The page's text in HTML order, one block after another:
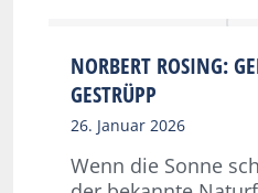
NORBERT ROSING:
GESTRÜPP
26. Januar 2026
Wenn die Sonne